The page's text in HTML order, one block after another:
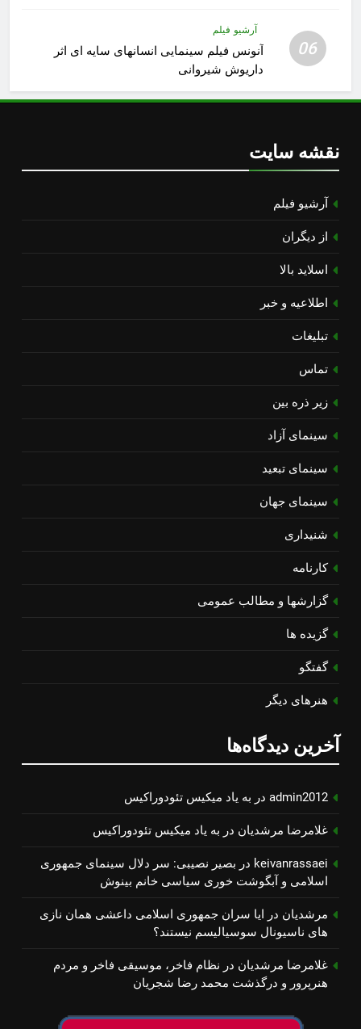
06
آرشیو فیلم
آنونس فیلم سینمایی انسانهای سایه ای اثر
داریوش شیروانی
نقشه سایت
آرشیو فیلم
از دیگران
اسلاید بالا
اطلاعیه و خبر
تبلیغات
تماس
زیر ذره بین
سینمای آزاد
سینمای تبعید
سینمای جهان
شنیداری
کارنامه
گزارشها و مطالب عمومی
گزیده ها
گفتگو
هنرهای دیگر
آخرین دیدگاه‌ها
admin2012 در به یاد میكیس تئودوراكیس
غلامرضا مرشدیان در به یاد میكیس تئودوراكیس
keivanrassaei در بصیر نصیبی: سر دلال سینمای جمهوری
اسلامی و آبگوشت خوری سیاسی خانم بینوش
مرشدیان در ایا سران جمهوری اسلامی داعشی همان نازی
های ناسیونال سوسیالیسم نیستند؟
غلامرضا مرشدیان در نظام فاخر، موسیقی فاخر و مردم
هنرپرور و درگذشت محمد رضا شجریان